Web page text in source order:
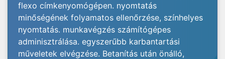
flexo címkenyomógépen. nyomtatás
minőségének folyamatos ellenőrzése, színhelyes
nyomtatás. munkavégzés számítógépes
adminisztrálása. egyszerűbb karbantartási
műveletek elvégzése. Betanítás után önálló,